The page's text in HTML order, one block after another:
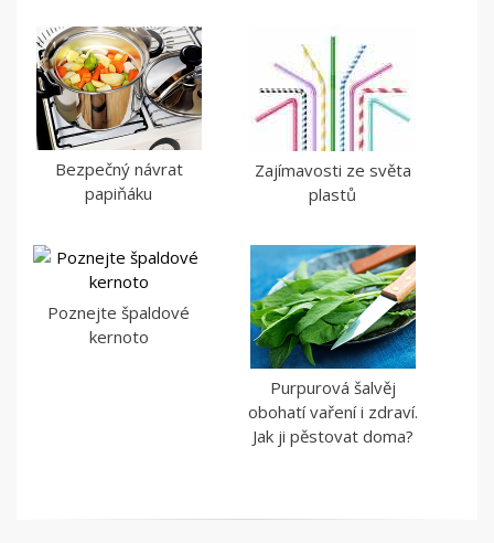
Bezpečný návrat
papiňáku
Zajímavosti ze světa
plastů
Poznejte špaldové
kernoto
Purpurová šalvěj
obohatí vaření i zdraví.
Jak ji pěstovat doma?